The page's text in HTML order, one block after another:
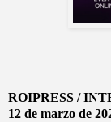
ROIPRESS /
12 de marzo de